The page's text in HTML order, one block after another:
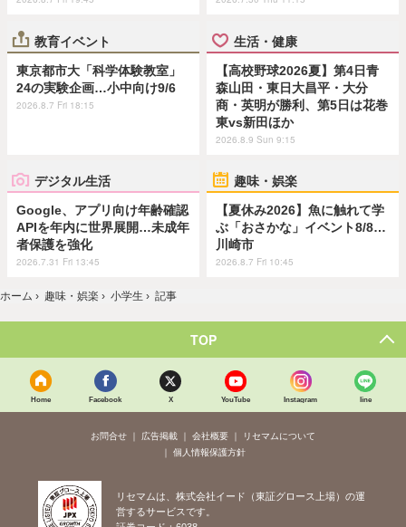
教育イベント
東京都市大「科学体験教室」
24の実験企画…小中向け9/6
2026.8.7 Fri 18:15
生活・健康
【高校野球2026夏】第4日青
森山田・東日大昌平・大分
商・英明が勝利、第5日は花巻
東vs新田ほか
2026.8.9 Sun 9:15
デジタル生活
Google、アプリ向け年齢確認
APIを年内に世界展開…未成年
者保護を強化
2026.7.31 Fri 13:45
趣味・娯楽
【夏休み2026】魚に触れて学
ぶ「おさかな」イベント8/8…
川崎市
2026.8.7 Fri 10:45
ホーム › 趣味・娯楽 › 小学生 › 記事
TOP
Home Facebook X YouTube Instagram line
お問合せ 広告掲載 会社概要
リセマムについて
個人情報保護方針
リセマムは、株式会社イード（東証グロース上場）の運
営するサービスです。